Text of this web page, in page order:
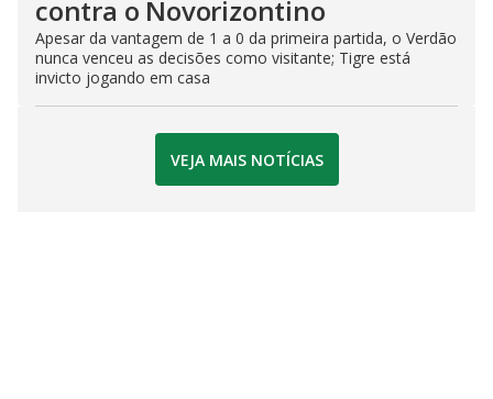
contra o Novorizontino
Apesar da vantagem de 1 a 0 da primeira partida, o Verdão
nunca venceu as decisões como visitante; Tigre está
invicto jogando em casa
VEJA MAIS NOTÍCIAS